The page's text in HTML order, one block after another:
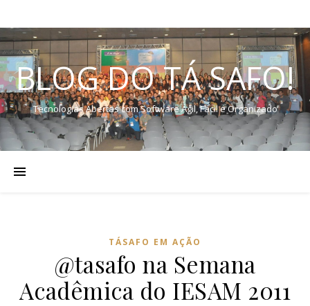
BLOG DO TÁ SAFO!
Tecnologias Abertas com Software Ágil, Fácil e Organizado
TÁSAFO EM AÇÃO
@tasafo na Semana
Acadêmica do IESAM 2011